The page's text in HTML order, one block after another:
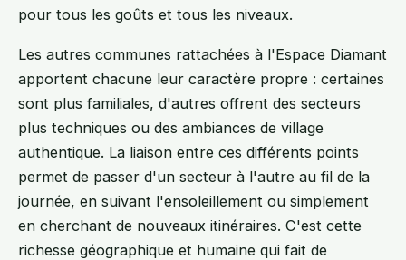
pour tous les goûts et tous les niveaux.
Les autres communes rattachées à l'Espace Diamant
apportent chacune leur caractère propre : certaines
sont plus familiales, d'autres offrent des secteurs
plus techniques ou des ambiances de village
authentique. La liaison entre ces différents points
permet de passer d'un secteur à l'autre au fil de la
journée, en suivant l'ensoleillement ou simplement
en cherchant de nouveaux itinéraires. C'est cette
richesse géographique et humaine qui fait de